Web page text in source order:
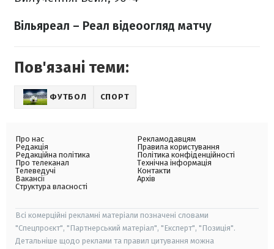
Вільяреал – Реал відеоогляд матчу
Пов'язані теми:
ФУТБОЛ СПОРТ
Про нас
Редакція
Редакційна політика
Про телеканал
Телеведучі
Вакансії
Структура власності
Рекламодавцям
Правила користування
Політика конфіденційності
Технічна інформація
Контакти
Архів
Всі комерційні рекламні матеріали позначені словами
"Спецпроєкт", "Партнерський матеріал", "Експерт", "Позиція".
Детальніше щодо реклами та правил цитування можна